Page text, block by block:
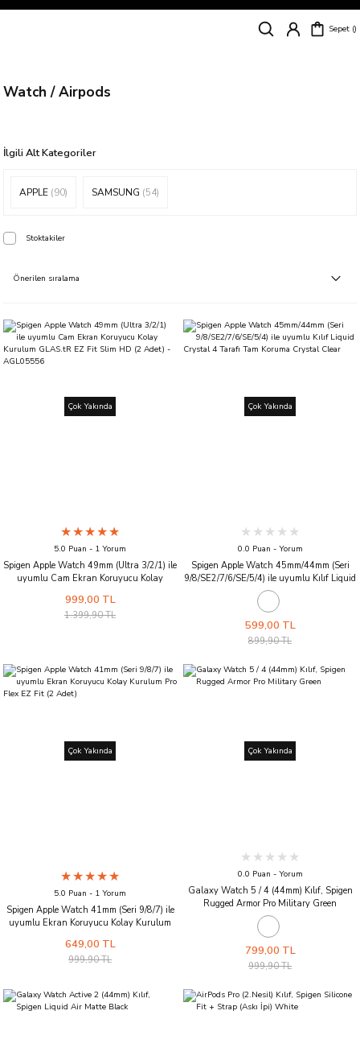
Siparişleriniz
Sepet
Watch / Airpods
İlgili Alt Kategoriler
APPLE (90) SAMSUNG (54)
Stoktakiler
Çok Yakında
5.0 Puan - 1 Yorum
Spigen Apple Watch 49mm (Ultra 3/2/1) ile
uyumlu Cam Ekran Koruyucu Kolay
- AGL05556
999,00 TL
1.399,90 TL
Çok Yakında
0.0 Puan - Yorum
Spigen Apple Watch 45mm/44mm (Seri
9/8/SE2/7/6/SE/5/4) ile uyumlu Kılıf Liquid
Crystal 4 Tarafı Tam Koruma Crystal
Clear
599,00 TL
899,90 TL
Çok Yakında
5.0 Puan - 1 Yorum
Spigen Apple Watch 41mm (Seri 9/8/7) ile
uyumlu Ekran Koruyucu Kolay Kurulum
649,00 TL
999,90 TL
Çok Yakında
0.0 Puan - Yorum
Galaxy Watch 5 / 4 (44mm) Kılıf, Spigen
Rugged Armor Pro Military Green
799,00 TL
999,90 TL